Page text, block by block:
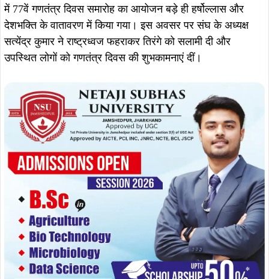
में 77वें गणतंत्र दिवस समारोह का आयोजन बड़े ही हर्षोल्लास और
देशभक्ति के वातावरण में किया गया। इस अवसर पर संघ के अध्यक्ष
सत्येंद्र कुमार ने राष्ट्रध्वज फहराकर तिरंगे को सलामी दी और
उपस्थित लोगों को गणतंत्र दिवस की शुभकामनाएं दीं।